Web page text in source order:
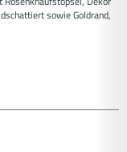
sowie Goldrand,